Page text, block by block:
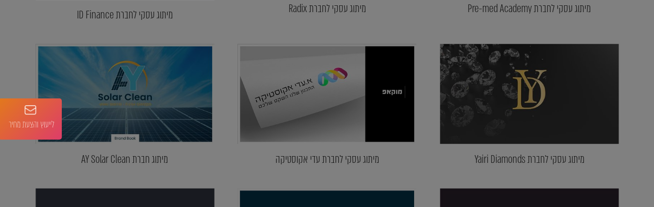
מיתוג עסקי לחברת Pre-med Academy מיתוג עסקי לחברת Radix מיתוג עסקי לחברת ID Finance
מיתוג עסקי לחברת Yairi Diamonds מיתוג עסקי לחברת עדי אקוסטיקה מיתוג חברת AY Solar Clean
לייעוץ והצעת מחיר